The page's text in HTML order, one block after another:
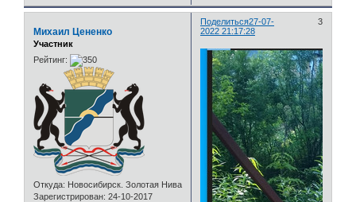
Поделиться 3
27-07-
2022 21:17:28
Михаил Цененко
Участник
Рейтинг:
Откуда: Новосибирск. Золотая Нива
Зарегистрирован: 24-10-2017